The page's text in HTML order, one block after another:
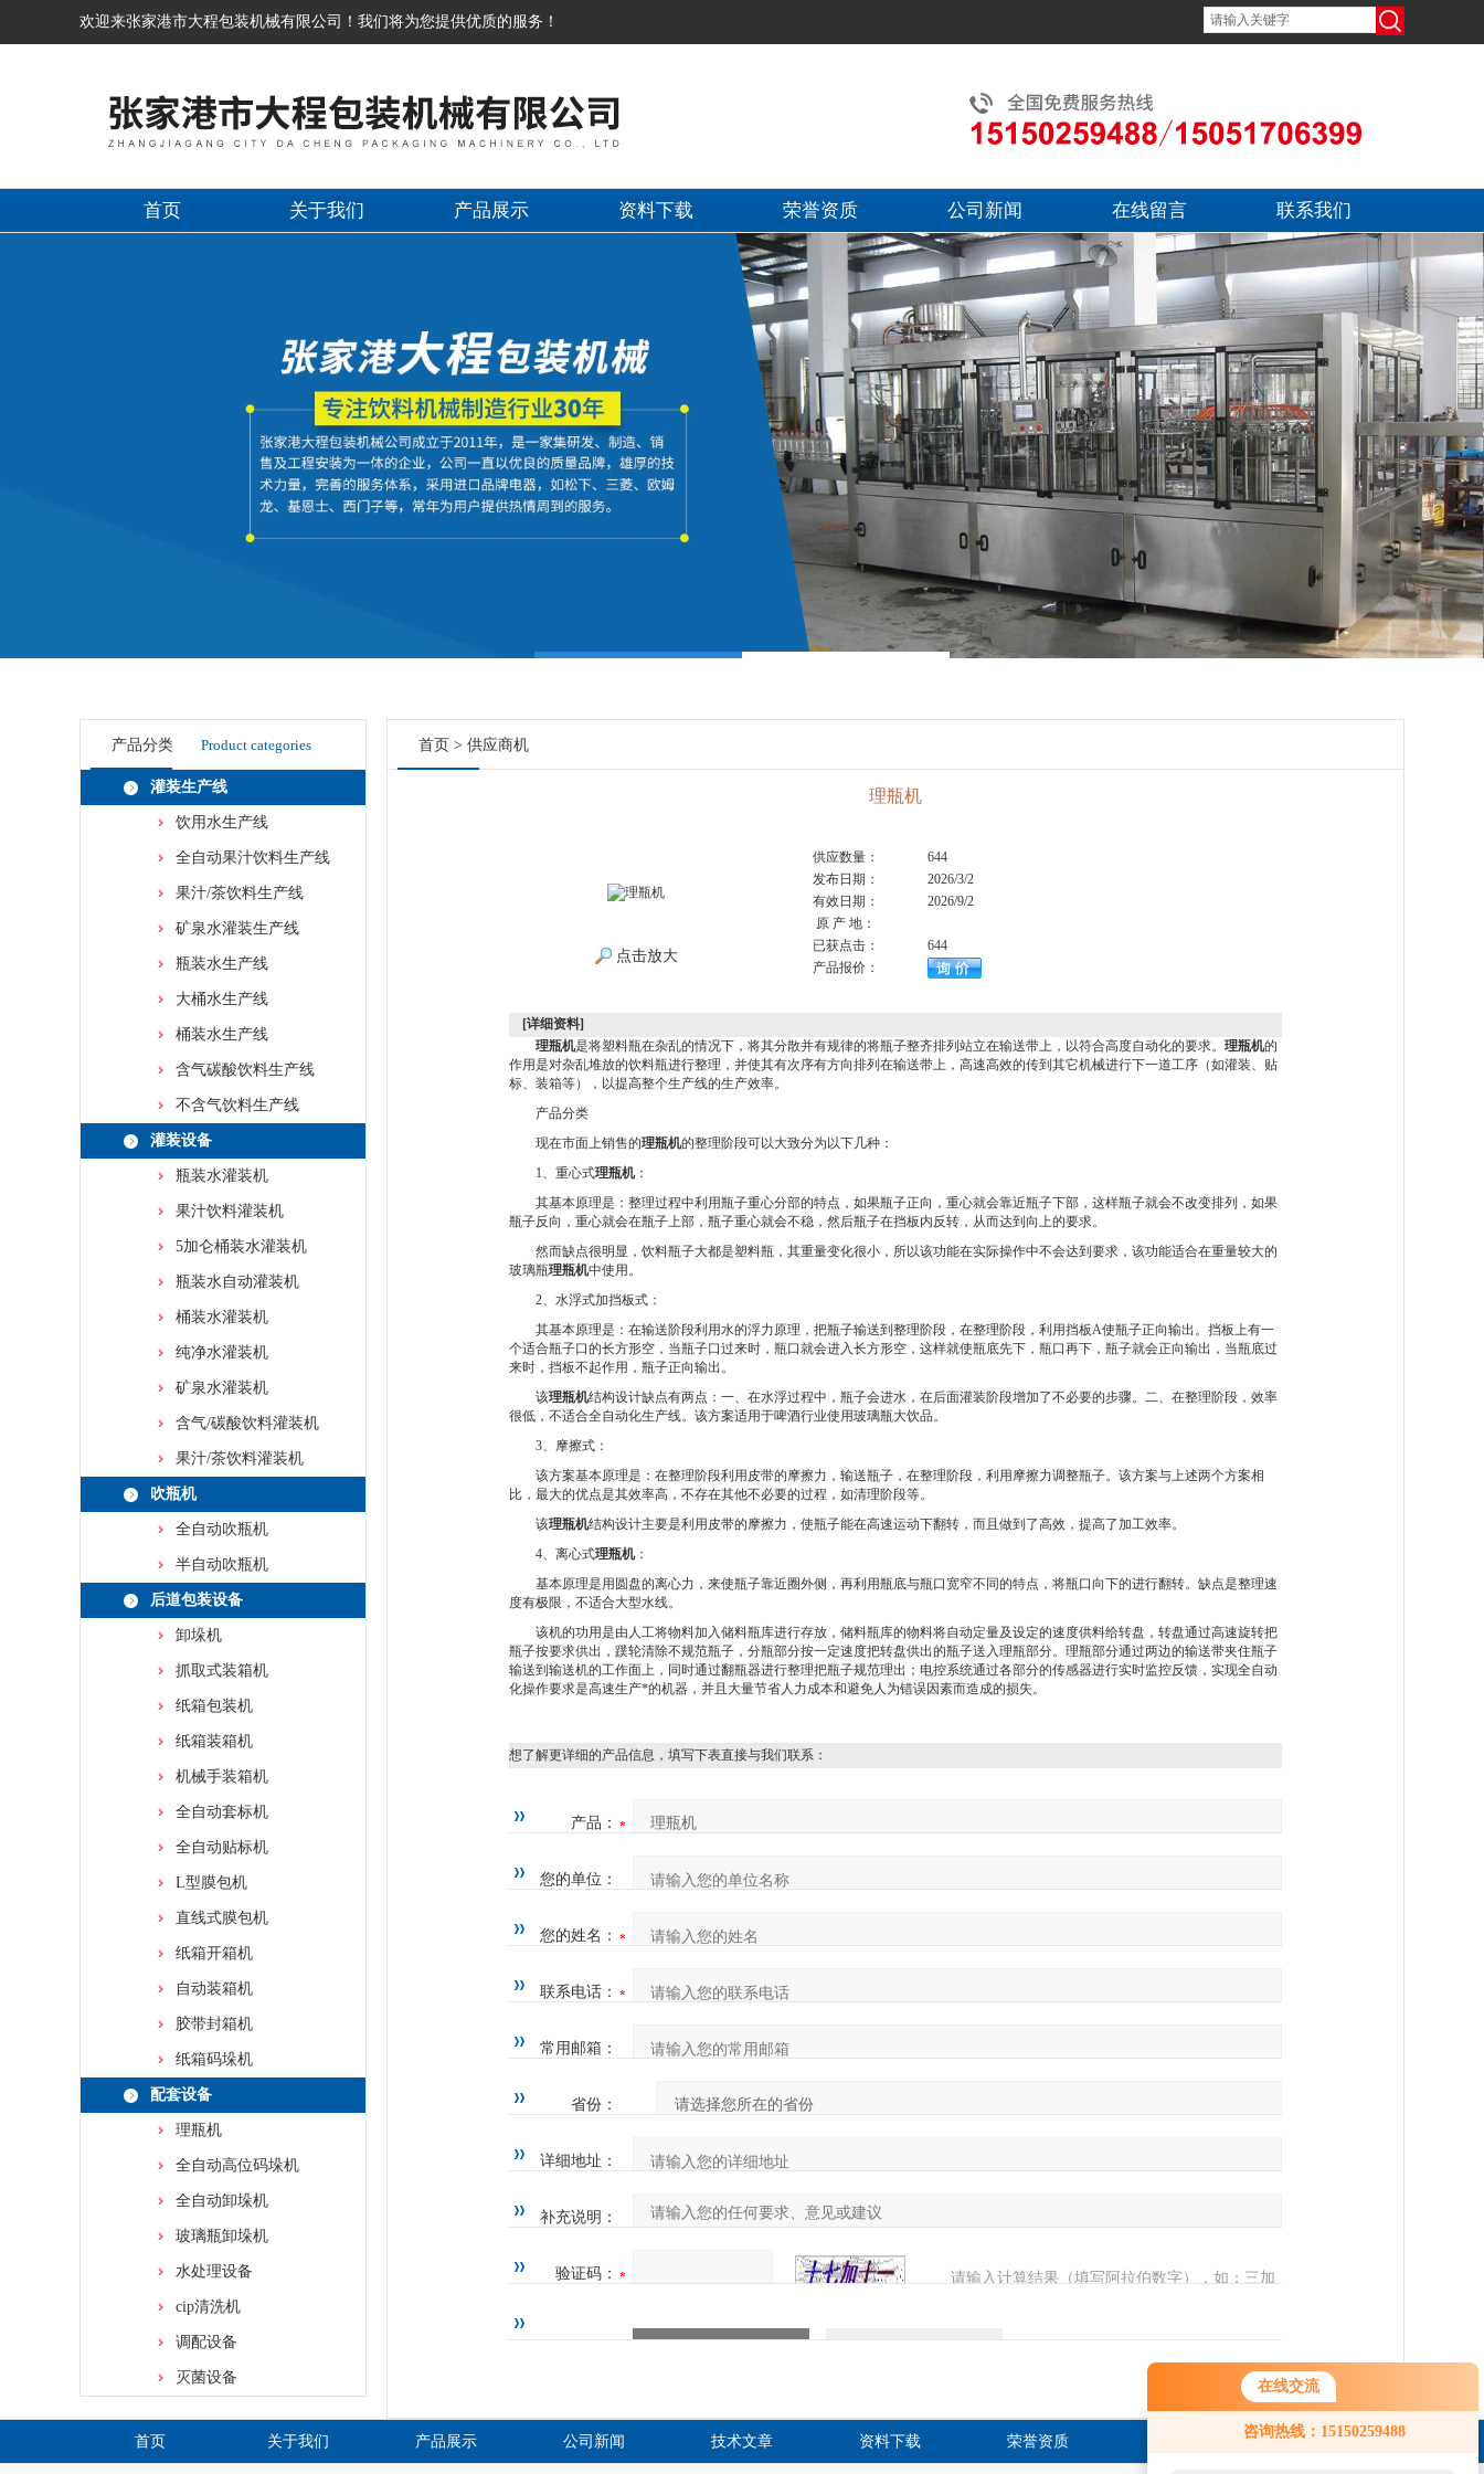
在线交流
咨询热线：15150259488
欢迎来张家港市大程包装机械有限公司！我们将为您提供优质的服务！
首页 关于我们 产品展示 资料下载 荣誉资质 公司新闻 在线留言 联系我们
产品分类 Product categories
灌装生产线
饮用水生产线
全自动果汁饮料生产线
果汁/茶饮料生产线
矿泉水灌装生产线
瓶装水生产线
大桶水生产线
桶装水生产线
含气碳酸饮料生产线
不含气饮料生产线
灌装设备
瓶装水灌装机
果汁饮料灌装机
5加仑桶装水灌装机
瓶装水自动灌装机
桶装水灌装机
纯净水灌装机
矿泉水灌装机
含气/碳酸饮料灌装机
果汁/茶饮料灌装机
吹瓶机
全自动吹瓶机
半自动吹瓶机
后道包装设备
卸垛机
抓取式装箱机
纸箱包装机
纸箱装箱机
机械手装箱机
全自动套标机
全自动贴标机
L型膜包机
直线式膜包机
纸箱开箱机
自动装箱机
胶带封箱机
纸箱码垛机
配套设备
理瓶机
全自动高位码垛机
全自动卸垛机
玻璃瓶卸垛机
水处理设备
cip清洗机
调配设备
灭菌设备
首页 > 供应商机
理瓶机
点击放大
供应数量：
644
发布日期：
2026/3/2
有效日期：
2026/9/2
原 产 地：
已获点击：
644
产品报价：
[详细资料]
理瓶机是将塑料瓶在杂乱的情况下，将其分散并有规律的将瓶子整齐排列站立在输送带上，以符合高度自动化的要求。 理瓶机的
作用是对杂乱堆放的饮料瓶进行整理，并使其有次序有方向排列在输送带上，高速高效的传到其它机械进行下一道工序（如灌装、贴
标、装箱等），以提高整个生产线的生产效率。
产品分类
现在市面上销售的理瓶机的整理阶段可以大致分为以下几种：
1、重心式理瓶机：
其基本原理是：整理过程中利用瓶子重心分部的特点，如果瓶子正向，重心就会靠近瓶子下部，这样瓶子就会不改变排列，如果
瓶子反向，重心就会在瓶子上部，瓶子重心就会不稳，然后瓶子在挡板内反转，从而达到向上的要求。
然而缺点很明显，饮料瓶子大都是塑料瓶，其重量变化很小，所以该功能在实际操作中不会达到要求，该功能适合在重量较大的
玻璃瓶理瓶机中使用。
2、水浮式加挡板式：
其基本原理是：在输送阶段利用水的浮力原理，把瓶子输送到整理阶段，在整理阶段，利用挡板A使瓶子正向输出。挡板上有一
个适合瓶子口的长方形空，当瓶子口过来时，瓶口就会进入长方形空，这样就使瓶底先下，瓶口再下，瓶子就会正向输出，当瓶底过
来时，挡板不起作用，瓶子正向输出。
该理瓶机结构设计缺点有两点：一、在水浮过程中，瓶子会进水，在后面灌装阶段增加了不必要的步骤。二、在整理阶段，效率
很低，不适合全自动化生产线。该方案适用于啤酒行业使用玻璃瓶大饮品。
3、摩擦式：
该方案基本原理是：在整理阶段利用皮带的摩擦力，输送瓶子，在整理阶段，利用摩擦力调整瓶子。该方案与上述两个方案相
比，最大的优点是其效率高，不存在其他不必要的过程，如清理阶段等。
该理瓶机结构设计主要是利用皮带的摩擦力，使瓶子能在高速运动下翻转，而且做到了高效，提高了加工效率。
4、离心式理瓶机：
基本原理是用圆盘的离心力，来使瓶子靠近圈外侧，再利用瓶底与瓶口宽窄不同的特点，将瓶口向下的进行翻转。缺点是整理速
度有极限，不适合大型水线。
该机的功用是由人工将物料加入储料瓶库进行存放，储料瓶库的物料将自动定量及设定的速度供料给转盘，转盘通过高速旋转把
瓶子按要求供出，蹼轮清除不规范瓶子，分瓶部分按一定速度把转盘供出的瓶子送入理瓶部分。理瓶部分通过两边的输送带夹住瓶子
输送到输送机的工作面上，同时通过翻瓶器进行整理把瓶子规范理出；电控系统通过各部分的传感器进行实时监控反馈，实现全自动
化操作要求是高速生产*的机器，并且大量节省人力成本和避免人为错误因素而造成的损失。
想了解更详细的产品信息，填写下表直接与我们联系：
产品：
您的单位：
您的姓名：
联系电话：
常用邮箱：
省份：
详细地址：
补充说明：
验证码：
请输入计算结果（填写阿拉伯数字），如：三加
首页 关于我们 产品展示 公司新闻 技术文章 资料下载 荣誉资质 联系方式